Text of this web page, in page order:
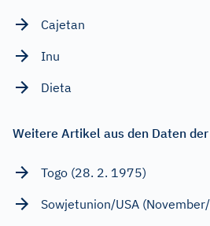
Cajetan
Inu
Dieta
Weitere Artikel aus den Daten
Togo (28. 2. 1975)
Sowjetunion/USA